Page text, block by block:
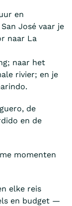
en
José vaar je
naar La
naar het
rivier; en je
de
en de
momenten
elke reis
en budget —